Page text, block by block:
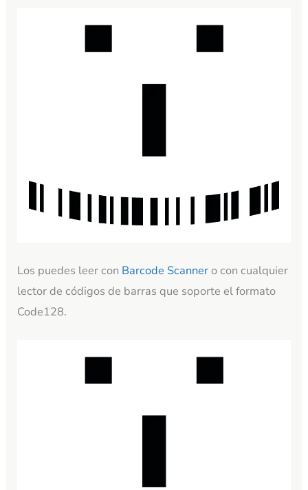
Los puedes leer con Barcode Scannero con cualquier
lector de códigos de barras que soporte el formato
Code128.